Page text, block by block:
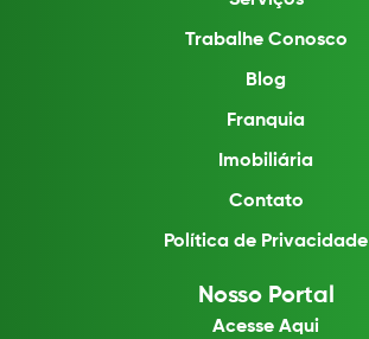
Trabalhe Conosco
Blog
Franquia
Imobiliária
Contato
Política de Privacidade
Nosso Portal
Acesse Aqui